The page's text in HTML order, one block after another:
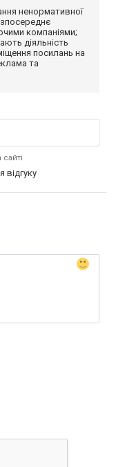
ненормативної
компаніями;
діяльність
посилань на
та
відгуку